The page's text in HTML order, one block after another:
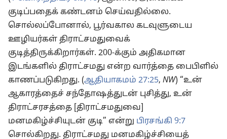
குடிப்பதைக் கண்டனம் செய்வதில்லை.
சொல்லப்போனால், பூர்வகால கடவுளுடைய
ஊழியர்கள் திராட்சமதுவைக்
குடித்திருக்கிறார்கள். 200-க்கும் அதிகமான
இடங்களில் திராட்சமது என்ற வார்த்தை பைபிளில்
காணப்படுகிறது. (ஆதியாகமம் 27:25, NW) “உன்
ஆகாரத்தைச் சந்தோஷத்துடன் புசித்து, உன்
திராட்சரசத்தை [திராட்சமதுவை]
மனமகிழ்ச்சியுடன் குடி” என்று பிரசங்கி 9:7
சொல்கிறது. திராட்சமது மனமகிழ்ச்சியைத்